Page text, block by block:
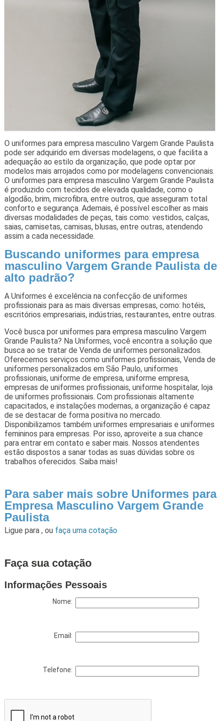
O uniformes para empresa masculino Vargem Grande Paulista
pode ser adquirido em diversas modelagens, o que facilita a
adequação ao estilo da organização, que pode optar por
modelos mais arrojados como por modelagens convencionais.
O uniformes para empresa masculino Vargem Grande Paulista
é produzido com tecidos de elevada qualidade, como o
algodão, brim, microfibra, entre outros, que asseguram total
conforto e segurança. Ademais, é possível escolher as mais
diversas modalidades de peças, tais como: vestidos, calças,
saias, camisetas, camisas, blusas, entre outras, atendendo
assim a cada necessidade.
Buscando uniformes para empresa
masculino Vargem Grande Paulista de
alto padrão?
A Uniformes é excelência na confecção de uniformes
profissionais para as mais diversas empresas, como: hotéis,
escritórios empresariais, indústrias, restaurantes, entre outras.
Você busca por uniformes para empresa masculino Vargem
Grande Paulista? Na Uniformes, você encontra a solução que
busca ao se tratar de Venda de uniformes personalizados.
Oferecemos serviços como uniformes profissionais, Venda de
uniformes personalizados em São Paulo, uniformes
profissionais, uniforme de empresa, uniforme empresa,
empresas de uniformes profissionais, uniforme hospitalar, loja
de uniformes profissionais. Com profissionais altamente
capacitados, e instalações modernas, a organização é capaz
de se destacar de forma positiva no mercado.
Disponibilizamos também uniformes empresariais e uniformes
femininos para empresas. Por isso, aproveite a sua chance
para entrar em contato e saber mais. Nossos atendentes
estão dispostos a sanar todas as suas dúvidas sobre os
trabalhos oferecidos. Saiba mais!
Para saber mais sobre Uniformes para
Empresa Masculino Vargem Grande
Paulista
Ligue para , ou faça uma cotação
Faça sua cotação
Informações Pessoais
Nome:
Email:
Telefone: